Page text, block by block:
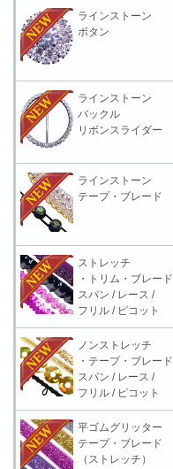
ラインストーン
ボタン
ラインストーン
バックル
リボンスライダー
ラインストーン
テープ・ブレード
ストレッチ
・トリム・ブレード
スパン / レース /
フリル / ピコット
ノンストレッチ
・テープ・ブレード
スパン / レース /
フリル / ピコット
平ゴムグリッター
テープ・ブレード
（ストレッチ）